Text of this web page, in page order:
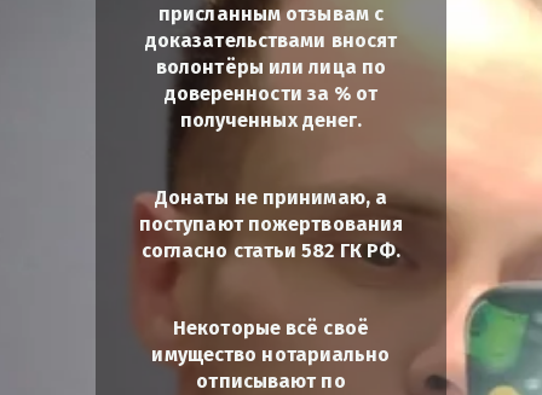
присланным отзывам с
доказательствами вносят
волонтёры или лица по
доверенности за % от
полученных денег.
Донаты не принимаю, а
поступают пожертвования
согласно статьи 582 ГК РФ.
Некоторые всё своё
имущество нотариально
отписывают по